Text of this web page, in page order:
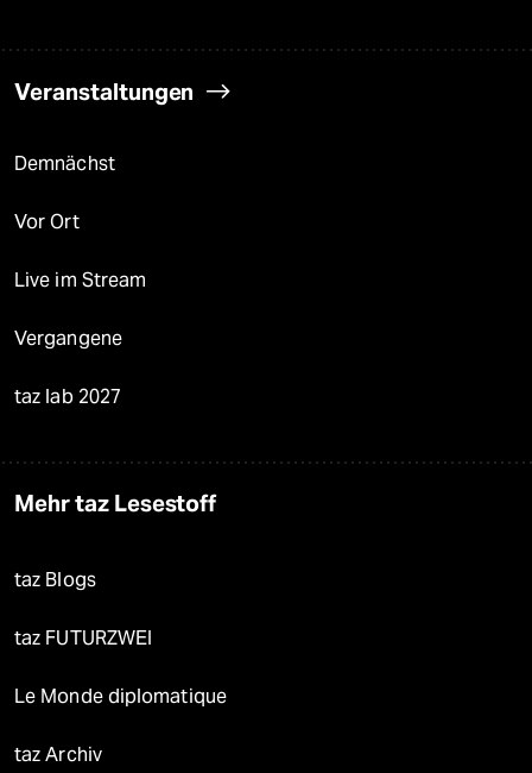
Veranstaltungen
Demnächst
Vor Ort
Live im Stream
Vergangene
taz lab 2027
Mehr taz Lesestoff
taz Blogs
taz FUTURZWEI
Le Monde diplomatique
taz Archiv